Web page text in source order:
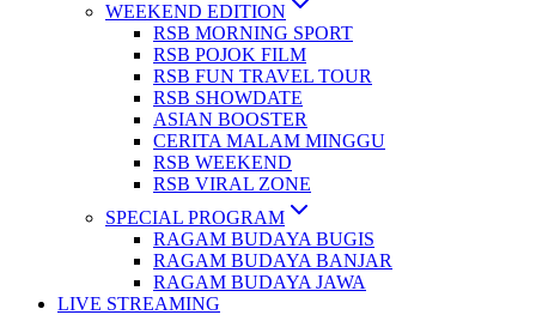
WEEKEND EDITION
RSB MORNING SPORT
RSB POJOK FILM
RSB FUN TRAVEL TOUR
RSB SHOWDATE
ASIAN BOOSTER
CERITA MALAM MINGGU
RSB WEEKEND
RSB VIRAL ZONE
SPECIAL PROGRAM
RAGAM BUDAYA BUGIS
RAGAM BUDAYA BANJAR
RAGAM BUDAYA JAWA
LIVE STREAMING